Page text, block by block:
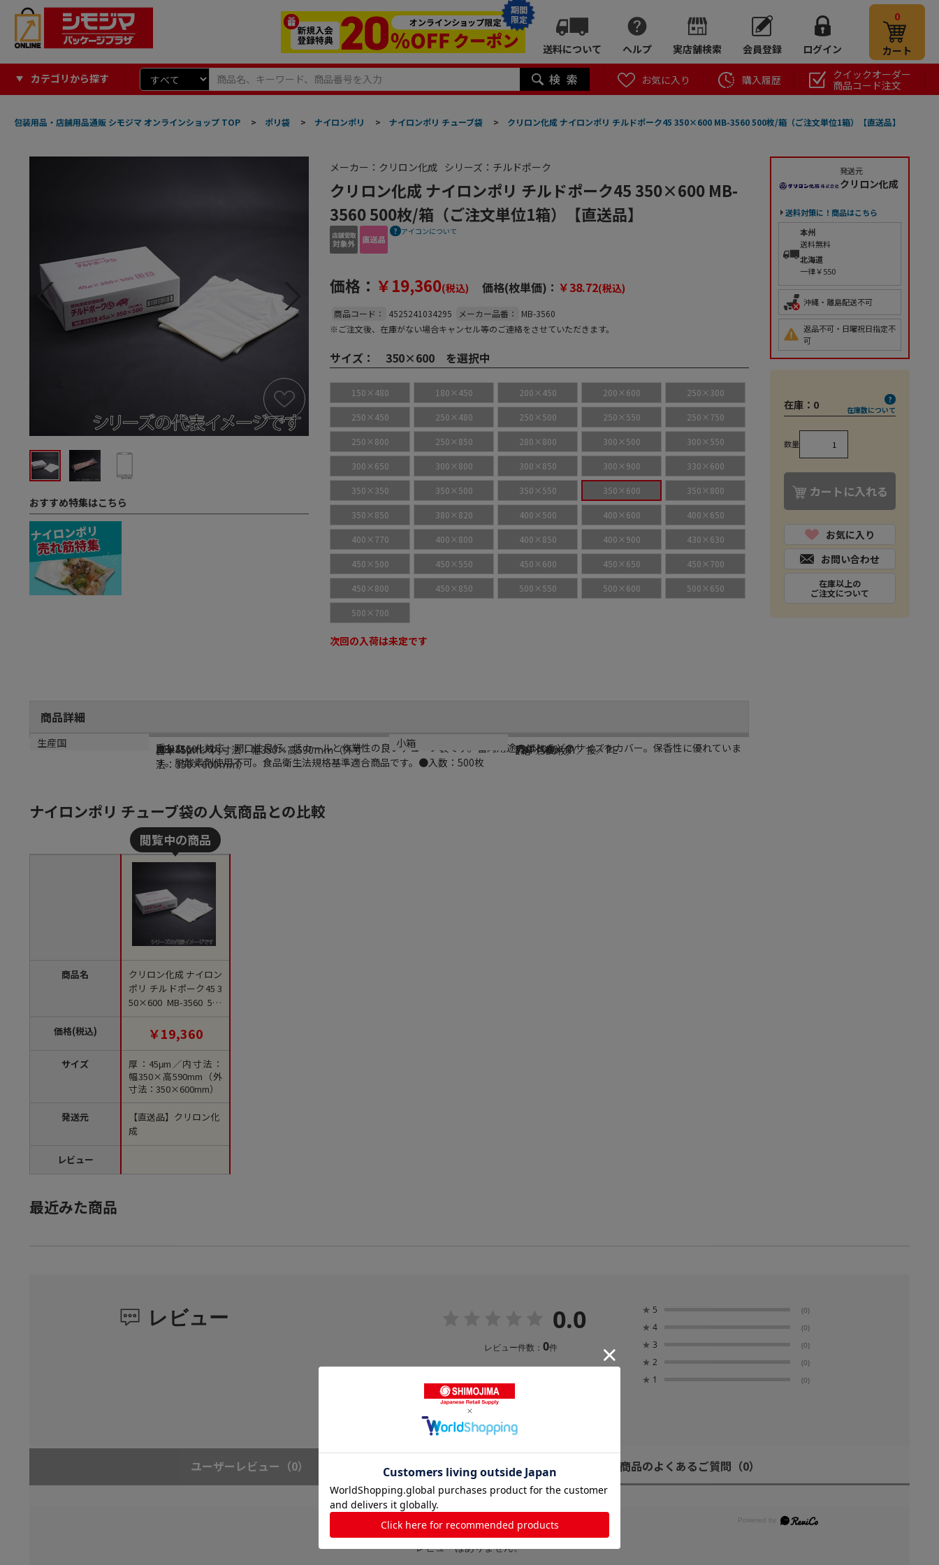
期間
限定
送料について ヘルプ 実店舗検索 会員登録 ログイン
0
カート
カテゴリから探す お気に入り 購入履歴
クイックオーダー
商品コード注文
包装用品・店舗用品通販 シモジマ オンラインショップ TOP > ポリ袋 > ナイロンポリ > ナイロンポリ チューブ袋 > クリロン化成 ナイロンポリ チルドポーク45 350×600 MB-3560 500枚/箱（ご注文単位1箱）【直送品】
おすすめ特集はこちら
メーカー：クリロン化成 シリーズ：チルドポーク
クリロン化成 ナイロンポリ チルドポーク45 350×600 MB-
3560 500枚/箱（ご注文単位1箱）【直送品】
アイコンについて
価格： ￥19,360(税込) 価格(枚単価)： ￥38.72(税込)
商品コード： 4525241034295 メーカー品番：
MB-3560
※ご注文後、在庫がない場合キャンセル等のご連絡をさせていただきます。
サイズ： 350×600 を選択中
150×480 180×450 200×450 200×600 250×300
250×450 250×480 250×500 250×550 250×750
250×800 250×850 280×800 300×500 300×550
300×650 300×800 300×850 300×900 330×600
350×350 350×500 350×550 350×600 350×800
350×850 380×820 400×500 400×600 400×650
400×770 400×800 400×850 400×900 430×630
450×500 450×550 450×600 450×650 450×700
450×800 450×850 500×550 500×600 500×650
500×700
次回の入荷は未定です
商品詳細
商品説明
重ねシール対応、開口性良好、低カールと作業性の良いチューブ袋です。畜肉用途のほとんどのサイズをカバー。保香性に優れていま
す。脱酸素剤使用不可。食品衛生法規格基準適合商品です。●入数：500枚
メーカー名
クリロン化成
シリーズ名
チルドポーク
メーカー品番
MB-3560
規格
350×600
サイズ
厚：45μm／内寸法：幅350×高590mm（外寸
法：350×600mm）
材質
PBT／接／NY／接／PE
生産国
日本
小箱
1箱（500枚）
発送元
クリロン化成
送料対策に！商品はこちら
本州
送料無料
北海道
一律￥550
沖縄・離島配送不可
返品不可・日曜祝日指定不
可
在庫： 0 在庫数について
数量
カートに入れる
お気に入り
お問い合わせ
在庫以上の
ご注文について
ナイロンポリ チューブ袋の人気商品との比較
商品名
価格(税込)
サイズ
発送元
レビュー
クリロン化成 ナイロン
ポリ チルドポーク45 3
50×600 MB-3560 500
枚/箱（ご注文単位1
箱）【直送品】
￥19,360
厚：45μm／内寸法：
幅350×高590mm（外
寸法：350×600mm）
【直送品】クリロン化
成
最近みた商品
レビュー 0.0
レビュー件数： 0件
★ 5 (0)
★ 4 (0)
★ 3 (0)
★ 2 (0)
★ 1 (0)
ユーザーレビュー （0） 商品のよくあるご質問 （0）
レビューはありません。